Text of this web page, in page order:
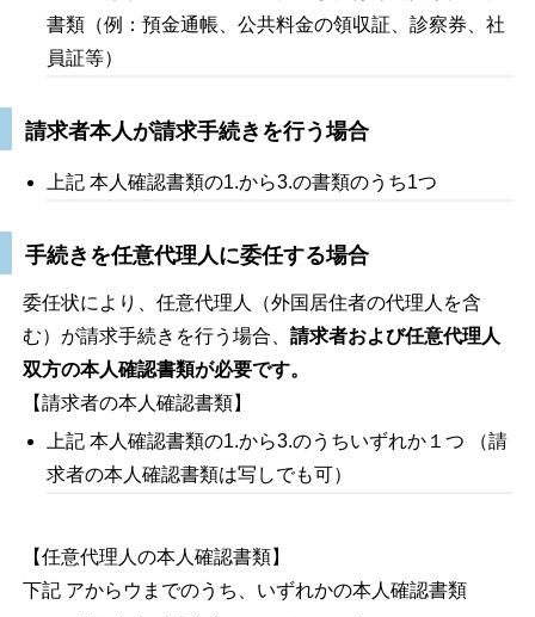
書類（例：預金通帳、公共料金の領収証、診察券、社
員証等）
請求者本人が請求手続きを行う場合
上記 本人確認書類の1.から3.の書類のうち1つ
手続きを任意代理人に委任する場合
委任状により、任意代理人（外国居住者の代理人を含
む）が請求手続きを行う場合、請求者および任意代理人
双方の本人確認書類が必要です。
【請求者の本人確認書類】
上記 本人確認書類の1.から3.のうちいずれか１つ （請
求者の本人確認書類は写しでも可）
【任意代理人の本人確認書類】
下記 アからウまでのうち、いずれかの本人確認書類